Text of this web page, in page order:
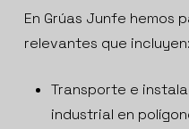
En Grúas Junfe
relevantes que incluyen:
Transporte e
industrial en